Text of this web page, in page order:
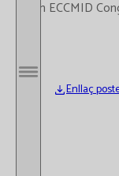
Obrir / Tancar menú
25th ECCMID
Enllaç